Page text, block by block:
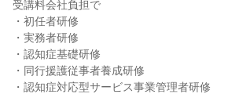
受講料会社負担で
・初任者研修
・実務者研修
・認知症基礎研修
・同行援護従事者養成研修
・認知症対応型サービス事業管理者研修